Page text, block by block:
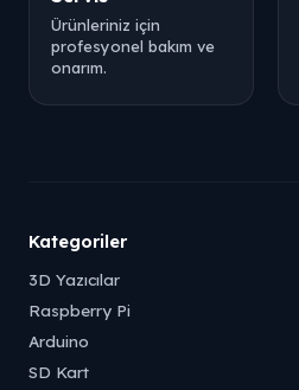
Ürünleriniz için
profesyonel bakım ve
onarım.
Kategoriler
3D Yazıcılar
Raspberry Pi
Arduino
SD Kart